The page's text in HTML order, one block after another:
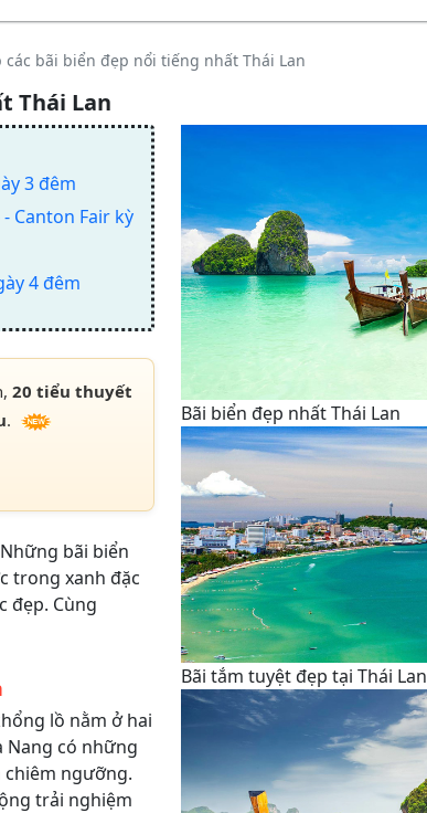
các bãi biển đẹp nổi tiếng nhất Thái Lan
Thái Lan
3 đêm
Canton Fair kỳ
4 đêm
20 tiểu thuyết
.
bãi biển
trong xanh đặc
đẹp. Cùng
lồ nằm ở hai
Nang có những
chiêm ngưỡng.
trải nghiệm
Bãi biển đẹp nhất Thái Lan
Bãi tắm tuyệt đẹp tại Thái Lan